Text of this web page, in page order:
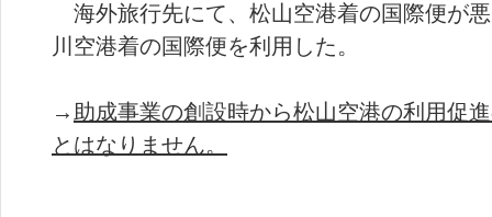
海外旅行先にて、松山空港着の国際便が
川空港着の国際便を利用した。
→ 助成事業の創設時から松山空港の利用促
とはなりません。